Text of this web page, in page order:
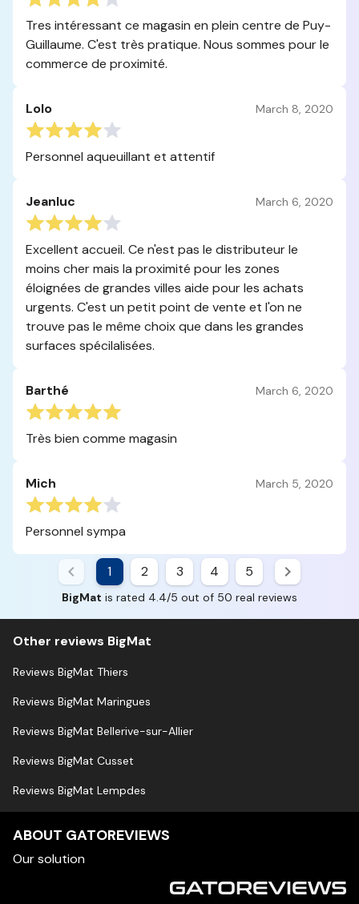
Tres intéressant ce magasin en plein centre de Puy-
Guillaume. C'est très pratique. Nous sommes pour le
commerce de proximité.
Lolo March 8, 2020
Personnel aqueuillant et attentif
Jeanluc March 6, 2020
Excellent accueil. Ce n'est pas le distributeur le
moins cher mais la proximité pour les zones
éloignées de grandes villes aide pour les achats
urgents. C'est un petit point de vente et l'on ne
trouve pas le même choix que dans les grandes
surfaces spécilalisées.
Barthé March 6, 2020
Très bien comme magasin
Mich March 5, 2020
Personnel sympa
1 2 3 4 5
BigMat is rated 4.4/5 out of 50 real reviews
Other reviews BigMat
Reviews BigMat Thiers
Reviews BigMat Maringues
Reviews BigMat Bellerive-sur-Allier
Reviews BigMat Cusset
Reviews BigMat Lempdes
ABOUT GATOREVIEWS
Our solution